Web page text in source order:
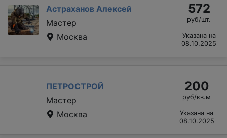
Астраханов Алексей
Мастер
Москва
572
руб/шт.
Указана на
08.10.2025
ПЕТРОСТРОЙ
Мастер
Москва
200
руб/кв.м
Указана на
08.10.2025